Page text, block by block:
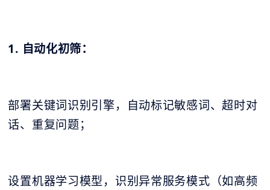
1. 自动化初筛：
部署关键词识别引擎，自动标记敏感词、超时对
话、重复问题；
设置机器学习模型，识别异常服务模式（如高频